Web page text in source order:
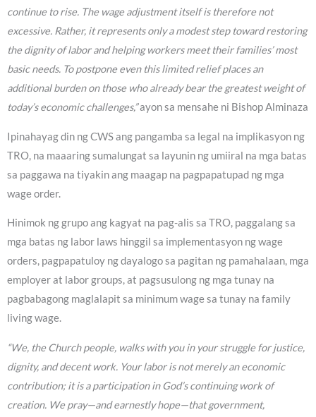
continue to rise. The wage adjustment itself is therefore not
excessive. Rather, it represents only a modest step toward restoring
the dignity of labor and helping workers meet their families’ most
basic needs. To postpone even this limited relief places an
additional burden on those who already bear the greatest weight of
today’s economic challenges,”ayon sa mensahe ni Bishop Alminaza
Ipinahayag din ng CWS ang pangamba sa legal na implikasyon ng
TRO, na maaaring sumalungat sa layunin ng umiiral na mga batas
sa paggawa na tiyakin ang maagap na pagpapatupad ng mga
wage order.
Hinimok ng grupo ang kagyat na pag-alis sa TRO, paggalang sa
mga batas ng labor laws hinggil sa implementasyon ng wage
orders, pagpapatuloy ng dayalogo sa pagitan ng pamahalaan, mga
employer at labor groups, at pagsusulong ng mga tunay na
pagbabagong maglalapit sa minimum wage sa tunay na family
living wage.
“We, the Church people, walks with you in your struggle for justice,
dignity, and decent work. Your labor is not merely an economic
contribution; it is a participation in God’s continuing work of
creation. We pray—and earnestly hope—that government,